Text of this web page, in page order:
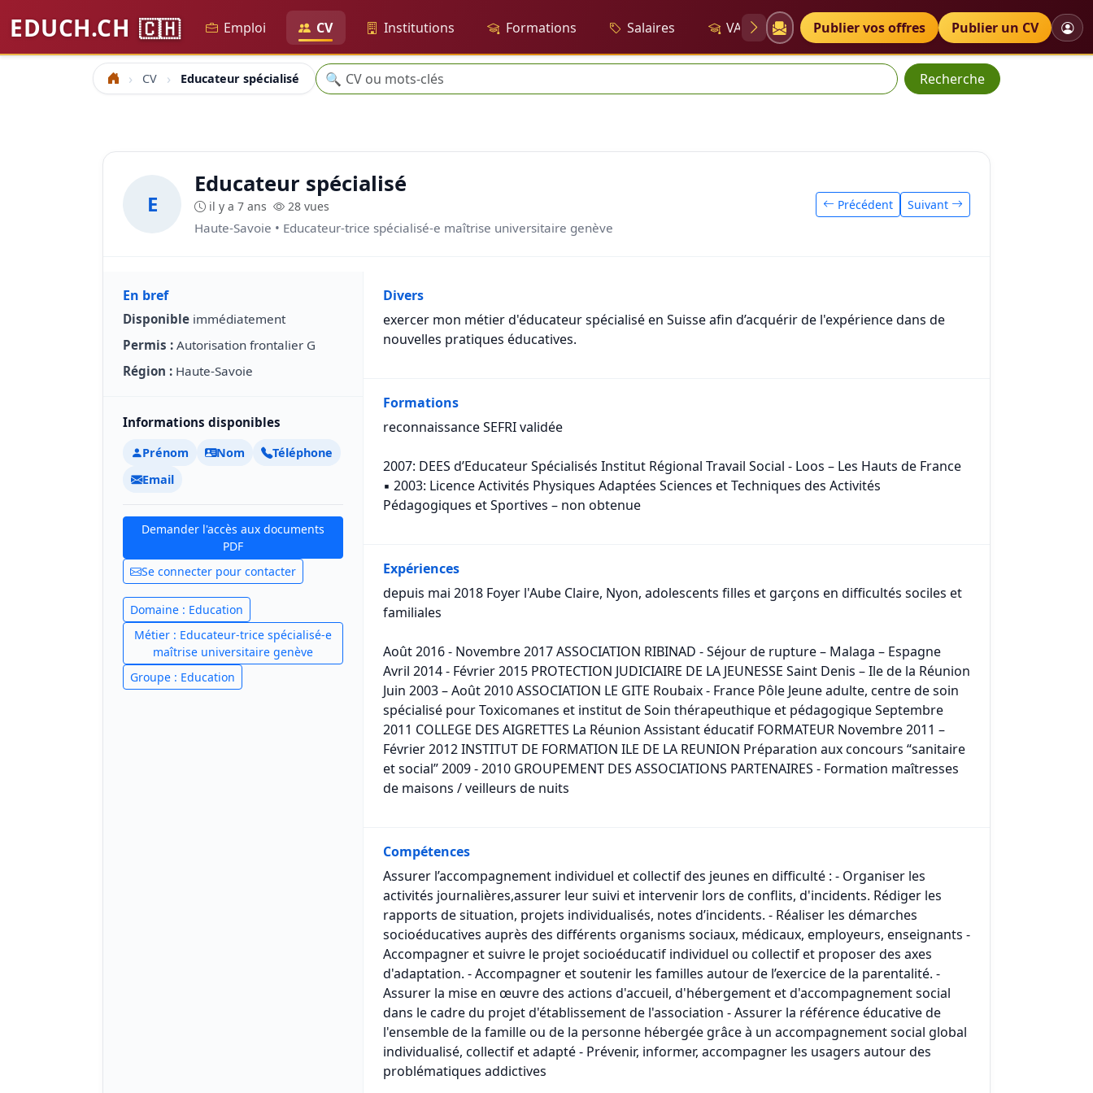
EDUCH.CH 🇨🇭 Emploi CV Institutions Formations Salaires VAE Diplômes Petites annonces
Publier vos offres Publier un CV
Accueil CV Educateur spécialisé Recherche
🔍 Recherche
E
Educateur spécialisé
il y a 7 ans 28 vues
Haute-Savoie • Educateur-trice spécialisé-e maîtrise universitaire genève
Précédent Suivant
En bref
Disponible immédiatement
Permis : Autorisation frontalier G
Région : Haute-Savoie
Informations disponibles
Prénom Nom
Téléphone
Email
Demander l'accès aux documents
PDF
Se connecter pour contacter
Domaine : Education
Métier : Educateur-trice spécialisé-e
maîtrise universitaire genève
Groupe : Education
Divers
exercer mon métier d'éducateur spécialisé en Suisse afin d’acquérir de l'expérience dans de
nouvelles pratiques éducatives.
Formations
reconnaissance SEFRI validée
2007: DEES d’Educateur Spécialisés Institut Régional Travail Social - Loos – Les Hauts de France
▪ 2003: Licence Activités Physiques Adaptées Sciences et Techniques des Activités
Pédagogiques et Sportives – non obtenue
Expériences
depuis mai 2018 Foyer l'Aube Claire, Nyon, adolescents filles et garçons en difficultés sociles et
familiales
Août 2016 - Novembre 2017 ASSOCIATION RIBINAD - Séjour de rupture – Malaga – Espagne
Avril 2014 - Février 2015 PROTECTION JUDICIAIRE DE LA JEUNESSE Saint Denis – Ile de la Réunion
Juin 2003 – Août 2010 ASSOCIATION LE GITE Roubaix - France Pôle Jeune adulte, centre de soin
spécialisé pour Toxicomanes et institut de Soin thérapeuthique et pédagogique Septembre
2011 COLLEGE DES AIGRETTES La Réunion Assistant éducatif FORMATEUR Novembre 2011 –
Février 2012 INSTITUT DE FORMATION ILE DE LA REUNION Préparation aux concours “sanitaire
et social” 2009 - 2010 GROUPEMENT DES ASSOCIATIONS PARTENAIRES - Formation maîtresses
de maisons / veilleurs de nuits
Compétences
Assurer l’accompagnement individuel et collectif des jeunes en difficulté : - Organiser les
activités journalières,assurer leur suivi et intervenir lors de conflits, d'incidents. Rédiger les
rapports de situation, projets individualisés, notes d’incidents. - Réaliser les démarches
socioéducatives auprès des différents organisms sociaux, médicaux, employeurs, enseignants -
Accompagner et suivre le projet socioéducatif individuel ou collectif et proposer des axes
d'adaptation. - Accompagner et soutenir les familles autour de l’exercice de la parentalité. -
Assurer la mise en œuvre des actions d'accueil, d'hébergement et d'accompagnement social
dans le cadre du projet d'établissement de l'association - Assurer la référence éducative de
l'ensemble de la famille ou de la personne hébergée grâce à un accompagnement social global
individualisé, collectif et adapté - Prévenir, informer, accompagner les usagers autour des
problématiques addictives